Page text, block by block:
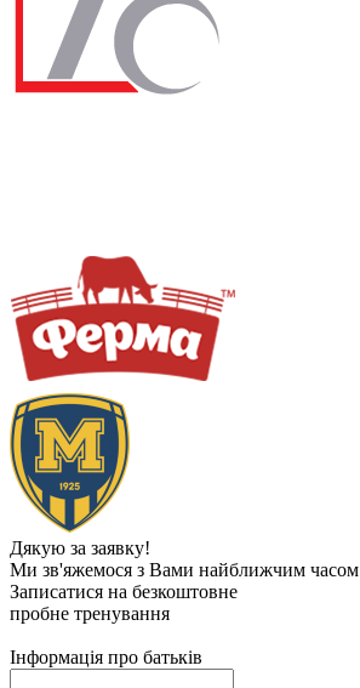
Дякую за заявку!
Ми зв'яжемося з Вами найближчим часом
Записатися на безкоштовне
пробне тренування
Інформація про батьків